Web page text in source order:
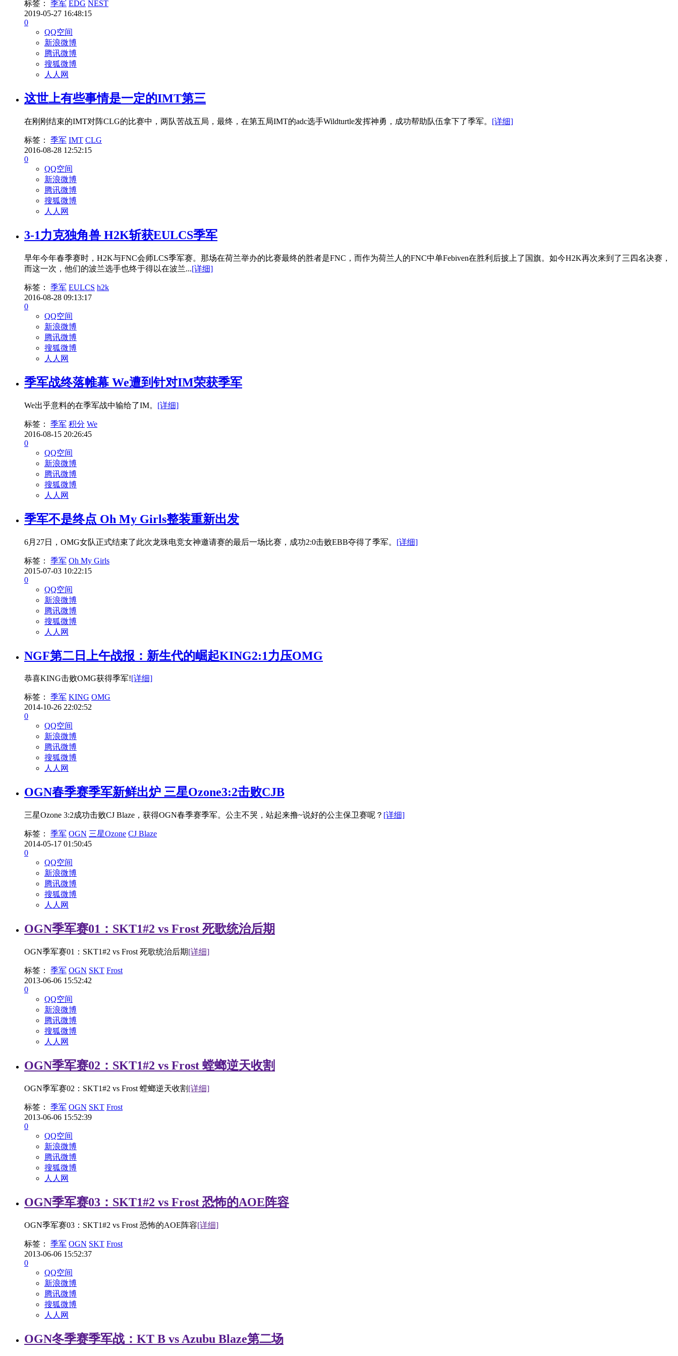
标签： 季军 EDG NEST
2019-05-27 16:48:15
0
QQ空间
新浪微博
腾讯微博
搜狐微博
人人网
这世上有些事情是一定的IMT第三
在刚刚结束的IMT对阵CLG的比赛中，两队苦战五局，最终，在第五局IMT的adc选手Wildturtle发挥神勇，成功帮助队伍拿下了季军。 [详细]
标签： 季军 IMT CLG
2016-08-28 12:52:15
0
QQ空间
新浪微博
腾讯微博
搜狐微博
人人网
3-1力克独角兽 H2K斩获EULCS季军
早年今年春季赛时，H2K与FNC会师LCS季军赛。那场在荷兰举办的比赛最终的胜者是FNC，而作为荷兰人的FNC中单Febiven在胜利后披上了国旗。如今H2K再次来到了三四名决赛，
而这一次，他们的波兰选手也终于得以在波兰...[详细]
标签： 季军 EULCS h2k
2016-08-28 09:13:17
0
QQ空间
新浪微博
腾讯微博
搜狐微博
人人网
季军战终落帷幕 We遭到针对IM荣获季军
We出乎意料的在季军战中输给了IM。 [详细]
标签： 季军 积分 We
2016-08-15 20:26:45
0
QQ空间
新浪微博
腾讯微博
搜狐微博
人人网
季军不是终点 Oh My Girls整装重新出发
6月27日，OMG女队正式结束了此次龙珠电竞女神邀请赛的最后一场比赛，成功2:0击败EBB夺得了季军。 [详细]
标签： 季军 Oh My Girls
2015-07-03 10:22:15
0
QQ空间
新浪微博
腾讯微博
搜狐微博
人人网
NGF第二日上午战报：新生代的崛起KING2:1力压OMG
恭喜KING击败OMG获得季军![详细]
标签： 季军 KING OMG
2014-10-26 22:02:52
0
QQ空间
新浪微博
腾讯微博
搜狐微博
人人网
OGN春季赛季军新鲜出炉 三星Ozone3:2击败CJB
三星Ozone 3:2成功击败CJ Blaze，获得OGN春季赛季军。公主不哭，站起来撸~说好的公主保卫赛呢？ [详细]
标签： 季军 OGN 三星Ozone CJ Blaze
2014-05-17 01:50:45
0
QQ空间
新浪微博
腾讯微博
搜狐微博
人人网
OGN季军赛01：SKT1#2 vs Frost 死歌统治后期
OGN季军赛01：SKT1#2 vs Frost 死歌统治后期[详细]
标签： 季军 OGN SKT Frost
2013-06-06 15:52:42
0
QQ空间
新浪微博
腾讯微博
搜狐微博
人人网
OGN季军赛02：SKT1#2 vs Frost 螳螂逆天收割
OGN季军赛02：SKT1#2 vs Frost 螳螂逆天收割 [详细]
标签： 季军 OGN SKT Frost
2013-06-06 15:52:39
0
QQ空间
新浪微博
腾讯微博
搜狐微博
人人网
OGN季军赛03：SKT1#2 vs Frost 恐怖的AOE阵容
OGN季军赛03：SKT1#2 vs Frost 恐怖的AOE阵容[详细]
标签： 季军 OGN SKT Frost
2013-06-06 15:52:37
0
QQ空间
新浪微博
腾讯微博
搜狐微博
人人网
OGN冬季赛季军战：KT B vs Azubu Blaze第二场